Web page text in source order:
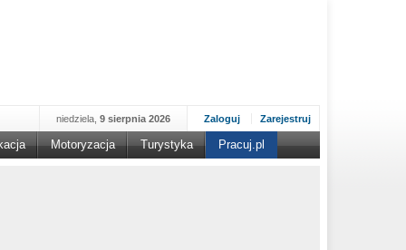
Zaloguj Zarejestruj
niedziela, 9 sierpnia 2026
Motoryzacja Turystyka Pracuj.pl